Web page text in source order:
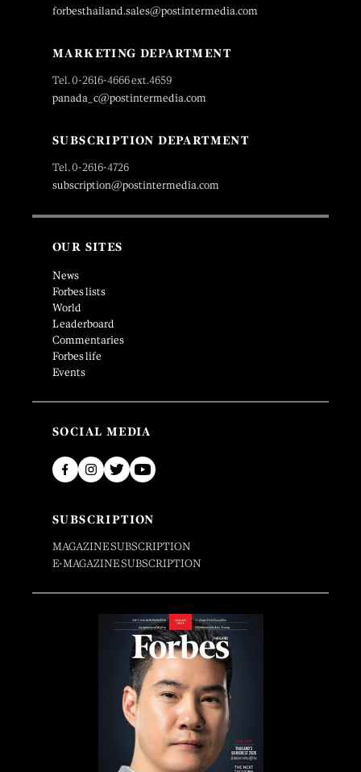
forbesthailand.sales@postintermedia.com
MARKETING DEPARTMENT
Tel. 0-2616-4666 ext.4659
panada_c@postintermedia.com
SUBSCRIPTION DEPARTMENT
Tel. 0-2616-4726
subscription@postintermedia.com
OUR SITES
News
Forbes lists
World
Leaderboard
Commentaries
Forbes life
Events
SOCIAL MEDIA
SUBSCRIPTION
MAGAZINE SUBSCRIPTION
E-MAGAZINE SUBSCRIPTION